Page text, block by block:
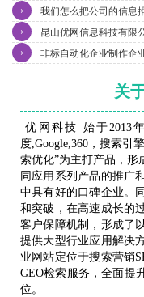
我们怎么把公司的信息
›
昆山优网信息科技有限
›
非标自动化企业制作企
›
关
优网科技 始于2013
度,Google,360，搜索引
索优化”为主打产品，形
同应用系列产品的推广
中具有好的口碑企业。
和突破，在高速成长的
客户保障机制，形成了
提供大型行业应用解决
业网站定位于搜索营销
GEO检索服务，全面提
位。